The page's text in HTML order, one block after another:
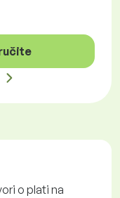
o plati na